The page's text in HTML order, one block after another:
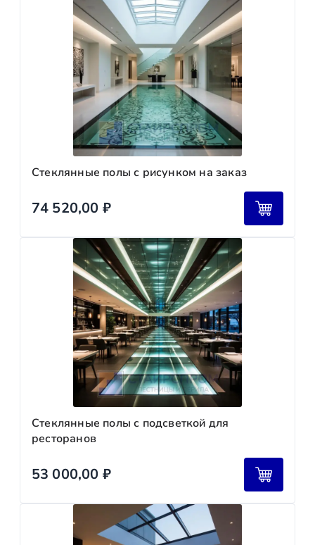
Стеклянные полы с рисунком на заказ
74 520,00 ₽
Стеклянные полы с подсветкой для
ресторанов
53 000,00 ₽